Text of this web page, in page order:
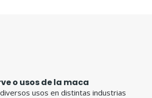
o usos de la maca
usos en distintas industrias